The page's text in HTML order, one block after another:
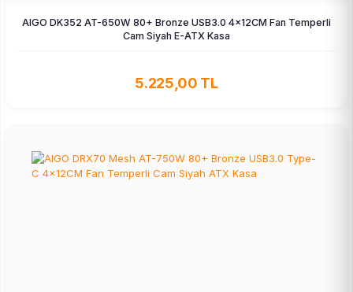
AIGO DK352 AT-650W 80+ Bronze USB3.0 4×12CM Fan Temperli
Cam Siyah E-ATX Kasa
5.225,00 TL